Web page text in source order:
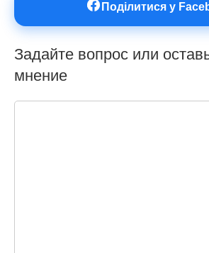
Поділитися у
Задайте вопрос или
мнение